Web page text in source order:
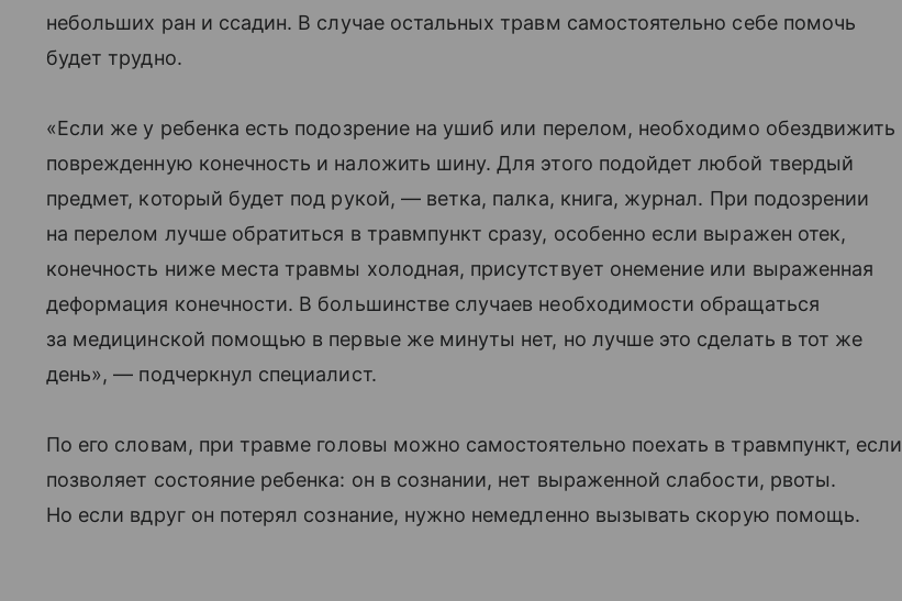
небольших ран и ссадин. В случае остальных травм самостоятельно себе помочь
будет трудно.
«Если же у ребенка есть подозрение на ушиб или перелом, необходимо обездвижить
поврежденную конечность и наложить шину. Для этого подойдет любой твердый
предмет, который будет под рукой, — ветка, палка, книга, журнал. При подозрении
на перелом лучше обратиться в травмпункт сразу, особенно если выражен отек,
конечность ниже места травмы холодная, присутствует онемение или выраженная
деформация конечности. В большинстве случаев необходимости обращаться
за медицинской помощью в первые же минуты нет, но лучше это сделать в тот же
день», — подчеркнул специалист.
По его словам, при травме головы можно самостоятельно поехать в травмпункт, если
позволяет состояние ребенка: он в сознании, нет выраженной слабости, рвоты.
Но если вдруг он потерял сознание, нужно немедленно вызывать скорую помощь.